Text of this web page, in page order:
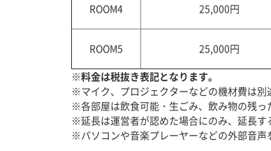
ROOM4 25,000円
ROOM5 25,000円
※料金は税抜き表記となります。
※マイク、プロジェクターなどの機材費は別
※各部屋は飲食可能・生ごみ、飲み物の残
※延長は運営者が認めた場合にのみ、延長す
※パソコンや音楽プレーヤーなどの外部音声